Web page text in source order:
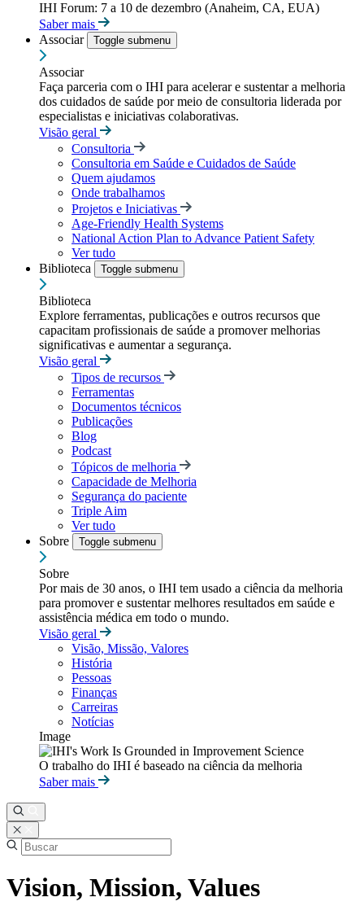
IHI Forum: 7 a 10 de dezembro (Anaheim, CA, EUA)
Saber mais
Associar
Toggle submenu
Associar
Faça parceria com o IHI para acelerar e sustentar a melhoria
dos cuidados de saúde por meio de consultoria liderada por
especialistas e iniciativas colaborativas.
Visão geral
Consultoria
Consultoria em Saúde e Cuidados de Saúde
Quem ajudamos
Onde trabalhamos
Projetos e Iniciativas
Age-Friendly Health Systems
National Action Plan to Advance Patient Safety
Ver tudo
Biblioteca
Toggle submenu
Biblioteca
Explore ferramentas, publicações e outros recursos que
capacitam profissionais de saúde a promover melhorias
significativas e aumentar a segurança.
Visão geral
Tipos de recursos
Ferramentas
Documentos técnicos
Publicações
Blog
Podcast
Tópicos de melhoria
Capacidade de Melhoria
Segurança do paciente
Triple Aim
Ver tudo
Sobre
Toggle submenu
Sobre
Por mais de 30 anos, o IHI tem usado a ciência da melhoria
para promover e sustentar melhores resultados em saúde e
assistência médica em todo o mundo.
Visão geral
Visão, Missão, Valores
História
Pessoas
Finanças
Carreiras
Notícias
Image
O trabalho do IHI é baseado na ciência da melhoria
Saber mais
Vision, Mission, Values